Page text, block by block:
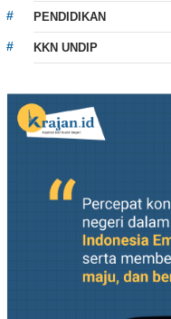
PENDIDIKAN
KKN UNDIP